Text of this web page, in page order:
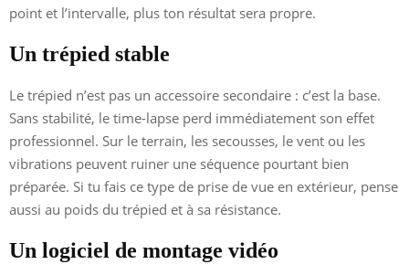
point et l’intervalle, plus ton résultat sera propre.
Un trépied stable
Le trépied n’est pas un accessoire secondaire : c’est la base.
Sans stabilité, le time-lapse perd immédiatement son effet
professionnel. Sur le terrain, les secousses, le vent ou les
vibrations peuvent ruiner une séquence pourtant bien
préparée. Si tu fais ce type de prise de vue en extérieur, pense
aussi au poids du trépied et à sa résistance.
Un logiciel de montage vidéo